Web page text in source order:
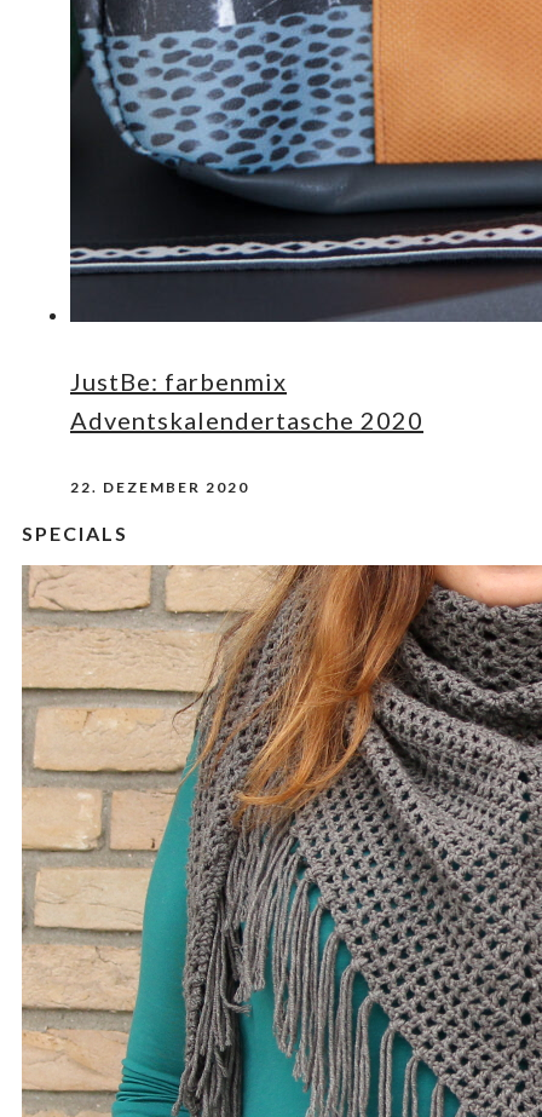
JustBe: farbenmix
Adventskalendertasche 2020
22. DEZEMBER 2020
SPECIALS